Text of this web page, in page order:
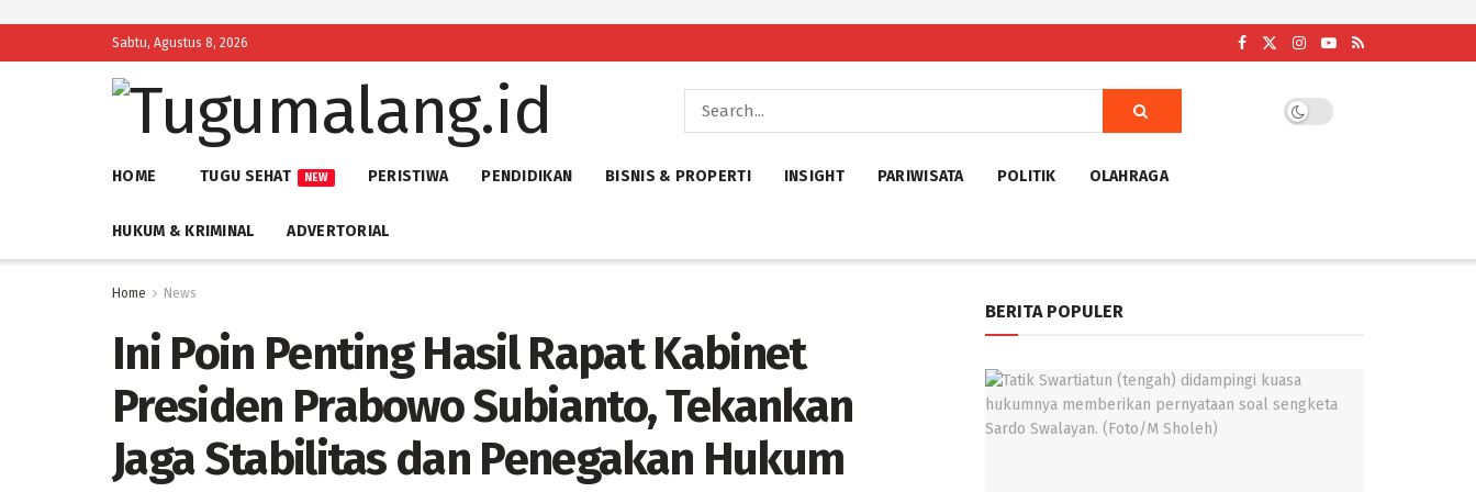
Sabtu, Agustus 8, 2026
HOME TUGU SEHAT NEW PERISTIWA PENDIDIKAN BISNIS & PROPERTI INSIGHT PARIWISATA POLITIK OLAHRAGA
HUKUM & KRIMINAL ADVERTORIAL
Home News
Ini Poin Penting Hasil Rapat Kabinet
Presiden Prabowo Subianto, Tekankan
Jaga Stabilitas dan Penegakan Hukum
BERITA POPULER